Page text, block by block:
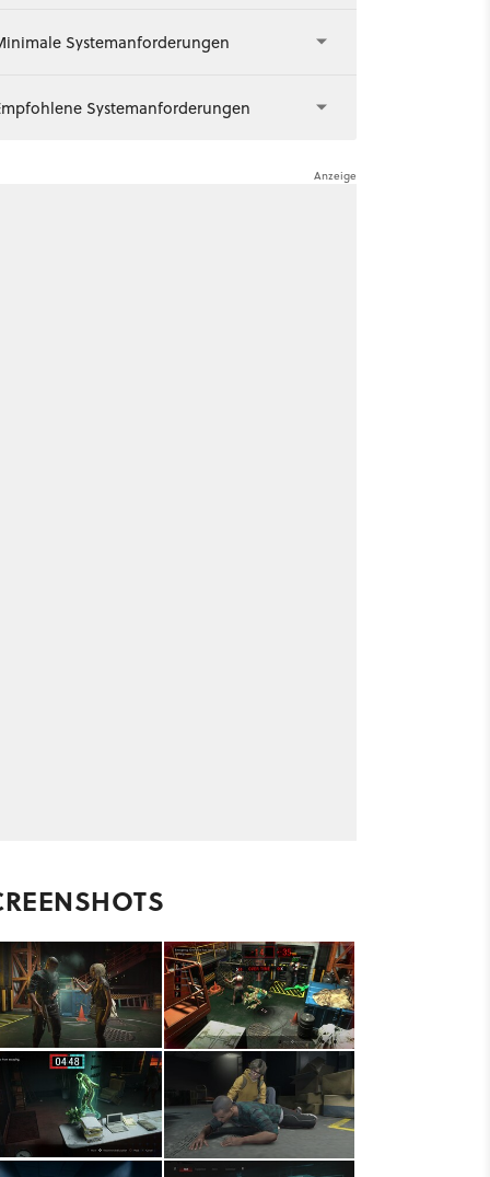
Systemanforderungen
Systemanforderungen